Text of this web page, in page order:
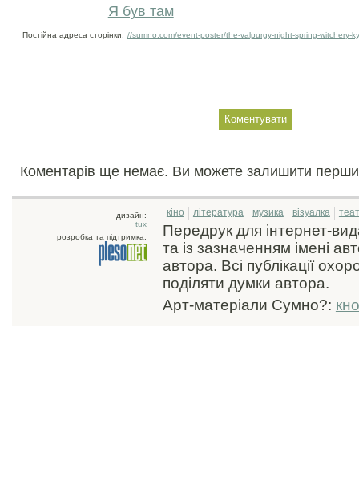
Я був там
Постійна адреса сторінки: //sumno.com/event-poster/the-valpurgy-night-spring-witchery-
Коментарів ще немає. Ви можете залишити
дизайн:
tux
розробка та підтримка:
кіно література музика візуалка
Передрук для інтернет-
та із зазначенням імені
автора. Всі публікації
поділяти думки автора.
Арт-матеріали Сумно?: